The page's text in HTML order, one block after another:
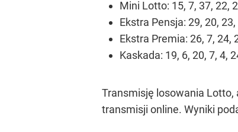
Mini Lotto: 15, 7, 37, 22,
Ekstra Pensja: 29, 20, 23,
Ekstra Premia: 26, 7, 24,
Kaskada: 19, 6, 20, 7, 4,
Transmisję losowania Lotto,
transmisji online. Wyniki